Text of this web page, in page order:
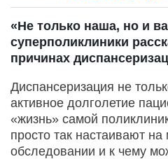
«Не только наша, но и
суперполиклиники
причинах
Диспансеризация не
активное долголетие
«жизнь» самой
просто так настаивают
обследовании и к чему